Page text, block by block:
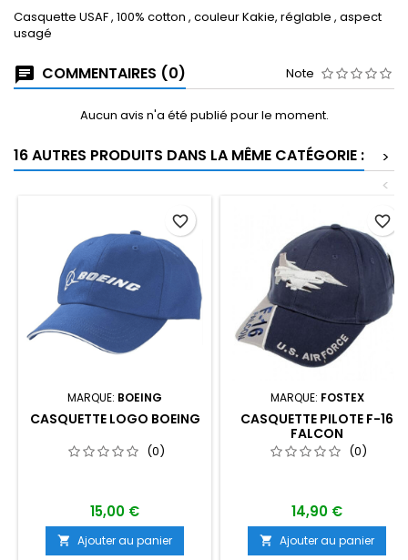
Casquette USAF , 100% cotton , couleur Kakie, réglable , aspect
usagé
COMMENTAIRES (0) Note
Aucun avis n'a été publié pour le moment.
16 AUTRES PRODUITS DANS LA MÊME CATÉGORIE :
>
<
MARQUE: BOEING
CASQUETTE LOGO BOEING
(0)
15,00 €
 Ajouter au panier
favorite_border
MARQUE: FOSTEX
CASQUETTE PILOTE F-16
FALCON
(0)
14,90 €
 Ajouter au panier
favorite_border